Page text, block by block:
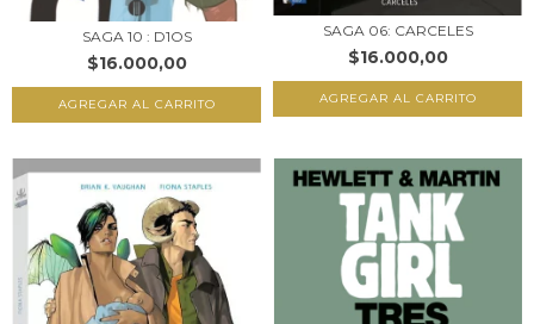
SAGA 10 : D1OS
$16.000,00
SAGA 06: CARCELES
$16.000,00